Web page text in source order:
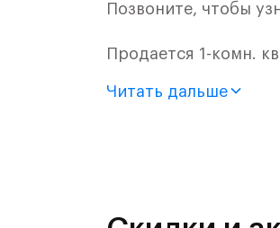
Позвоните, чтобы
Продается 1-комн.
Читать дальше